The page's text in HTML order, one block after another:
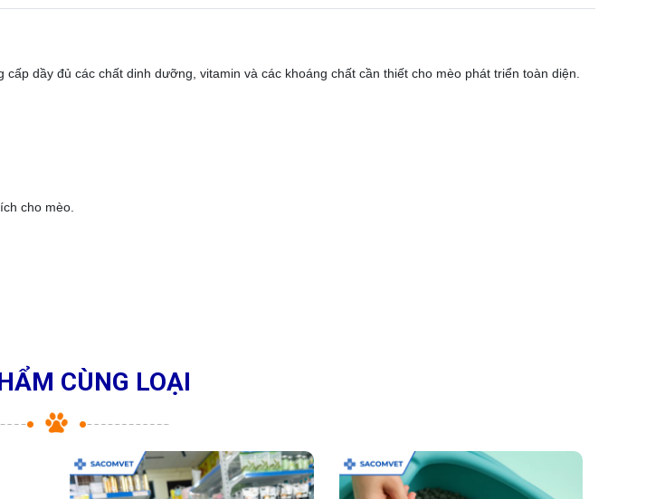
dầy đủ các chất dinh dưỡng, vitamin và các khoáng chất cần thiết cho mèo phát triển toàn diện.
cho mèo.
CÙNG LOẠI